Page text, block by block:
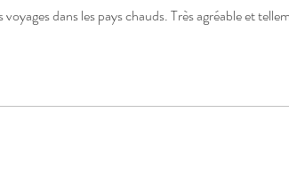
dans les pays chauds. Très agréable et